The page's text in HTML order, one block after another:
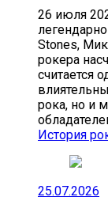
26 июля
Stones,
рокера
считается
рока, но и
История
25.07.2026